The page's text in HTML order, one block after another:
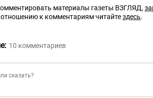
материалы газеты ВЗГЛЯД,
отношению к комментариям читайтездесь.
10 комментариев